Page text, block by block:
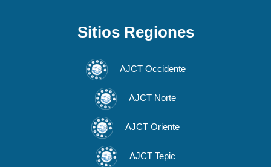
Sitios Regiones
AJCT Occidente
AJCT Norte
AJCT Oriente
AJCT Tepic